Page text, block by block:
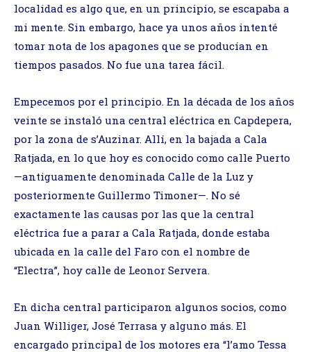
localidad es algo que, en un principio, se escapaba a
mi mente. Sin embargo, hace ya unos años intenté
tomar nota de los apagones que se producían en
tiempos pasados. No fue una tarea fácil.
Empecemos por el principio. En la década de los años
veinte se instaló una central eléctrica en Capdepera,
por la zona de s’Auzinar. Allí, en la bajada a Cala
Ratjada, en lo que hoy es conocido como calle Puerto
—antiguamente denominada Calle de la Luz y
posteriormente Guillermo Timoner—. No sé
exactamente las causas por las que la central
eléctrica fue a parar a Cala Ratjada, donde estaba
ubicada en la calle del Faro con el nombre de
“Electra”, hoy calle de Leonor Servera.
En dicha central participaron algunos socios, como
Juan Williger, José Terrasa y alguno más. El
encargado principal de los motores era “l’amo Tessa